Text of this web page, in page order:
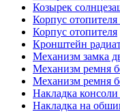
Козырек
Корпус отопителя
Корпус отопителя
Кронштейн
Механизм замка
Механизм ремня
Механизм ремня
Накладка
Накладка на